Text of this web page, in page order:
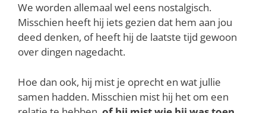
We worden allemaal wel eens nostalgisch.
Misschien heeft hij iets gezien dat hem aan jou
deed denken, of heeft hij de laatste tijd gewoon
over dingen nagedacht.
Hoe dan ook, hij mist je oprecht en wat jullie
samen hadden. Misschien mist hij het om een